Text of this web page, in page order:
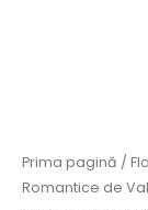
Prima pagină /
Romantice de